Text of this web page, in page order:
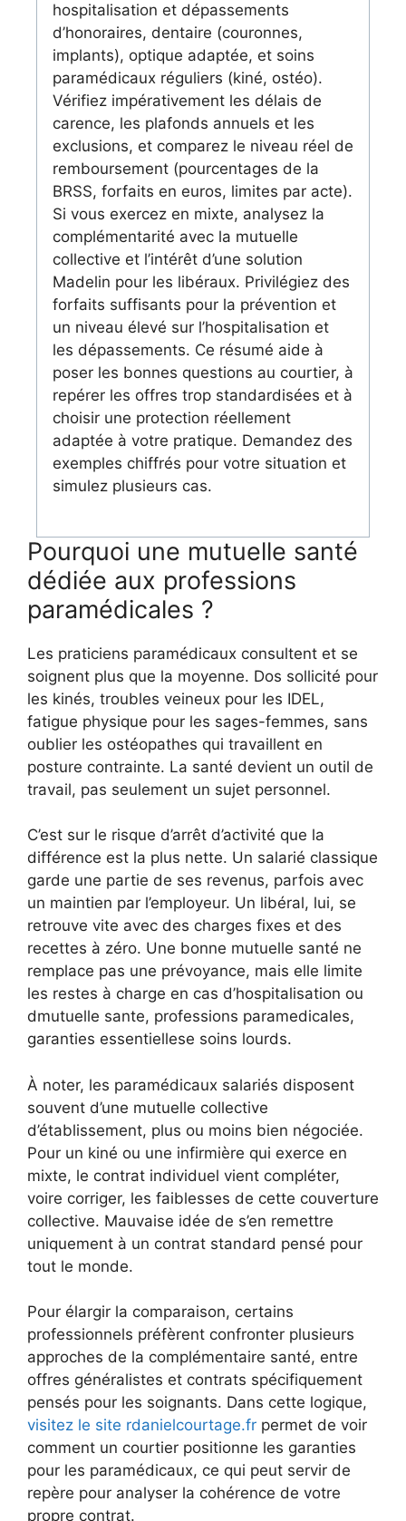
hospitalisation et dépassements
d’honoraires, dentaire (couronnes,
implants), optique adaptée, et soins
paramédicaux réguliers (kiné, ostéo).
Vérifiez impérativement les délais de
carence, les plafonds annuels et les
exclusions, et comparez le niveau réel de
remboursement (pourcentages de la
BRSS, forfaits en euros, limites par acte).
Si vous exercez en mixte, analysez la
complémentarité avec la mutuelle
collective et l’intérêt d’une solution
Madelin pour les libéraux. Privilégiez des
forfaits suffisants pour la prévention et
un niveau élevé sur l’hospitalisation et
les dépassements. Ce résumé aide à
poser les bonnes questions au courtier, à
repérer les offres trop standardisées et à
choisir une protection réellement
adaptée à votre pratique. Demandez des
exemples chiffrés pour votre situation et
simulez plusieurs cas.
Pourquoi une mutuelle santé
dédiée aux professions
paramédicales ?
Les praticiens paramédicaux consultent et se
soignent plus que la moyenne. Dos sollicité pour
les kinés, troubles veineux pour les IDEL,
fatigue physique pour les sages-femmes, sans
oublier les ostéopathes qui travaillent en
posture contrainte. La santé devient un outil de
travail, pas seulement un sujet personnel.
C’est sur le risque d’arrêt d’activité que la
différence est la plus nette. Un salarié classique
garde une partie de ses revenus, parfois avec
un maintien par l’employeur. Un libéral, lui, se
retrouve vite avec des charges fixes et des
recettes à zéro. Une bonne mutuelle santé ne
remplace pas une prévoyance, mais elle limite
les restes à charge en cas d’hospitalisation ou
dmutuelle sante, professions paramedicales,
garanties essentiellese soins lourds.
À noter, les paramédicaux salariés disposent
souvent d’une mutuelle collective
d’établissement, plus ou moins bien négociée.
Pour un kiné ou une infirmière qui exerce en
mixte, le contrat individuel vient compléter,
voire corriger, les faiblesses de cette couverture
collective. Mauvaise idée de s’en remettre
uniquement à un contrat standard pensé pour
tout le monde.
Pour élargir la comparaison, certains
professionnels préfèrent confronter plusieurs
approches de la complémentaire santé, entre
offres généralistes et contrats spécifiquement
pensés pour les soignants. Dans cette logique,
visitez le site rdanielcourtage.fr permet de voir
comment un courtier positionne les garanties
pour les paramédicaux, ce qui peut servir de
repère pour analyser la cohérence de votre
propre contrat.